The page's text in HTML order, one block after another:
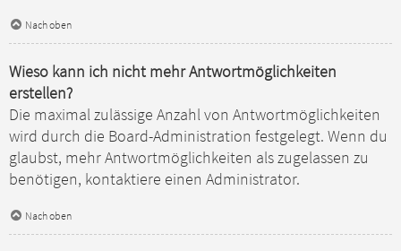
Nach oben
Wieso kann ich nicht mehr Antwortmöglichkeiten
erstellen?
Die maximal zulässige Anzahl von Antwortmöglichkeiten
wird durch die Board-Administration festgelegt. Wenn du
glaubst, mehr Antwortmöglichkeiten als zugelassen zu
benötigen, kontaktiere einen Administrator.
Nach oben